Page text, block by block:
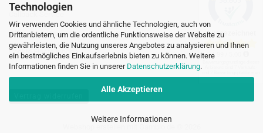
Technologien
Wir verwenden Cookies und ähnliche Technologien, auch von
Drittanbietern, um die ordentliche Funktionsweise der Website zu
gewährleisten, die Nutzung unseres Angebotes zu analysieren und Ihnen
ein bestmögliches Einkaufserlebnis bieten zu können. Weitere
Informationen finden Sie in unserer Datenschutzerklärung.
Alle Akzeptieren
Weitere Informationen
Callback Service
Öffnungszeiten
Cookie Einstellungen